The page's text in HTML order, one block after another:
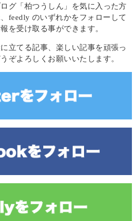
グ「柏つうしん」を気に入った方
feedly のいずれかをフォローして
を受け取る事ができます。
立てる記事、楽しい記事を頑張っ
ぞよろしくお願いいたします。